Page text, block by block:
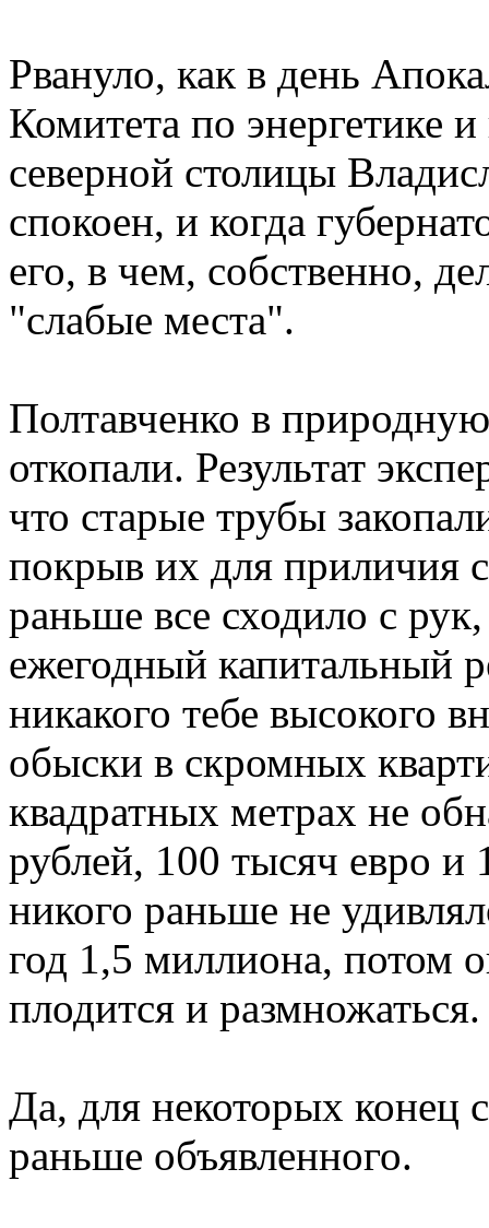
Рвануло, как в день
Комитета по энергетике
северной столицы
спокоен, и когда
его, в чем, собственно,
"слабые места".
Полтавченко в
откопали. Результат
что старые трубы
покрыв их для приличия
раньше все сходило с
ежегодный капитальный
никакого тебе высокого
обыски в скромных
квадратных метрах не
рублей, 100 тысяч евро
никого раньше не
год 1,5 миллиона, потом
плодится и размножаться.
Да, для некоторых конец
раньше объявленного.